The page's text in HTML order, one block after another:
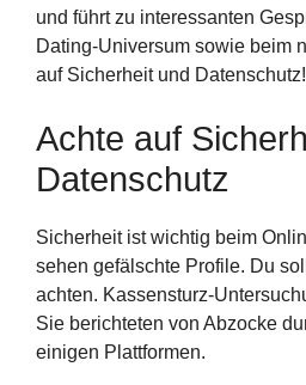
und führt zu interessanten
Dating-Universum sowie beim
auf Sicherheit und Datenschutz!
Achte auf
Datenschutz
Sicherheit ist wichtig beim
sehen gefälschte Profile. Du
achten. Kassensturz-
Sie berichteten von Abzocke
einigen Plattformen.